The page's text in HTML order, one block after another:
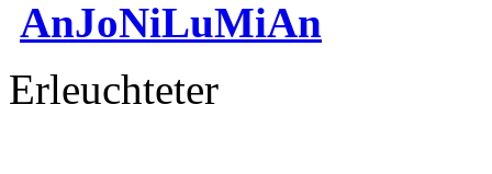
AnJoNiLuMiAn
Erleuchteter